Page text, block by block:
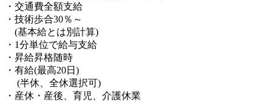
・交通費全額支給
・技術歩合30％～
(基本給とは別計算)
・1分単位で給与支給
・昇給昇格随時
・有給(最高20日)
(半休、全休選択可)
・産休・産後、育児、介護休業